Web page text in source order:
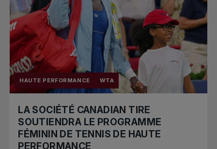
HAUTE PERFORMANCE WTA
LA SOCIÉTÉ CANADIAN TIRE
SOUTIENDRA LE PROGRAMME
FÉMININ DE TENNIS DE HAUTE
PERFORMANCE